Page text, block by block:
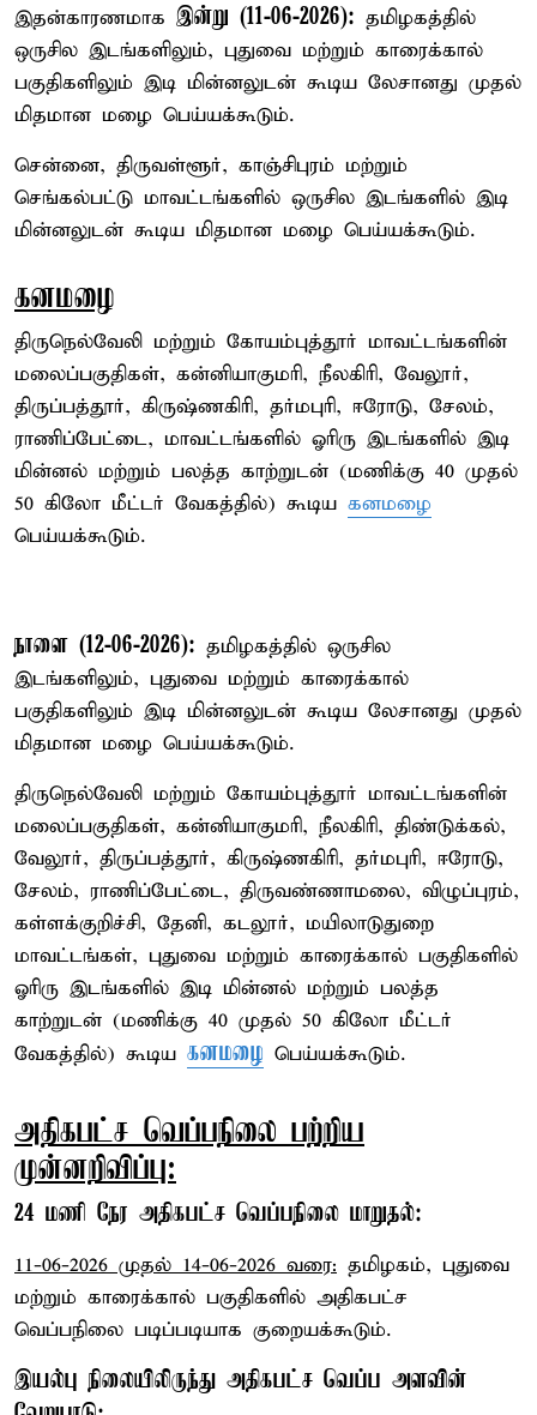
இதன்காரணமாக இன்று (11-06-2026): தமிழகத்தில்
ஒருசில இடங்களிலும், புதுவை மற்றும் காரைக்கால்
பகுதிகளிலும் இடி மின்னலுடன் கூடிய லேசானது முதல்
மிதமான மழை பெய்யக்கூடும்.
சென்னை, திருவள்ளூர், காஞ்சிபுரம் மற்றும்
செங்கல்பட்டு மாவட்டங்களில் ஒருசில இடங்களில் இடி
மின்னலுடன் கூடிய மிதமான மழை பெய்யக்கூடும்.
கனமழை
திருநெல்வேலி மற்றும் கோயம்புத்தூர் மாவட்டங்களின்
மலைப்பகுதிகள், கன்னியாகுமரி, நீலகிரி, வேலூர்,
திருப்பத்தூர், கிருஷ்ணகிரி, தர்மபுரி, ஈரோடு, சேலம்,
ராணிப்பேட்டை, மாவட்டங்களில் ஓரிரு இடங்களில் இடி
மின்னல் மற்றும் பலத்த காற்றுடன் (மணிக்கு 40 முதல்
50 கிலோ மீட்டர் வேகத்தில்) கூடிய கனமழை
பெய்யக்கூடும்.
நாளை (12-06-2026): தமிழகத்தில் ஒருசில
இடங்களிலும், புதுவை மற்றும் காரைக்கால்
பகுதிகளிலும் இடி மின்னலுடன் கூடிய லேசானது முதல்
மிதமான மழை பெய்யக்கூடும்.
திருநெல்வேலி மற்றும் கோயம்புத்தூர் மாவட்டங்களின்
மலைப்பகுதிகள், கன்னியாகுமரி, நீலகிரி, திண்டுக்கல்,
வேலூர், திருப்பத்தூர், கிருஷ்ணகிரி, தர்மபுரி, ஈரோடு,
சேலம், ராணிப்பேட்டை, திருவண்ணாமலை, விழுப்புரம்,
கள்ளக்குறிச்சி, தேனி, கடலூர், மயிலாடுதுறை
மாவட்டங்கள், புதுவை மற்றும் காரைக்கால் பகுதிகளில்
ஓரிரு இடங்களில் இடி மின்னல் மற்றும் பலத்த
காற்றுடன் (மணிக்கு 40 முதல் 50 கிலோ மீட்டர்
வேகத்தில்) கூடிய கனமழை பெய்யக்கூடும்.
அதிகபட்ச வெப்பநிலை பற்றிய
முன்னறிவிப்பு:
24 மணி நேர அதிகபட்ச வெப்பநிலை மாறுதல்:
11-06-2026 முதல் 14-06-2026 வரை: தமிழகம், புதுவை
மற்றும் காரைக்கால் பகுதிகளில் அதிகபட்ச
வெப்பநிலை படிப்படியாக குறையக்கூடும்.
இயல்பு நிலையிலிருந்து அதிகபட்ச வெப்ப அளவின்